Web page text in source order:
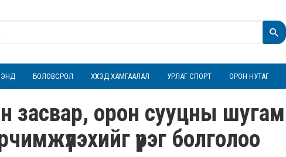
БОЛОВСРОЛ ХҮҮХЭД ХАМГААЛАЛ УРЛАГ СПОРТ ОРОН НУТАГ
засвар, орон сууцны шугам
үүрэг болголоо